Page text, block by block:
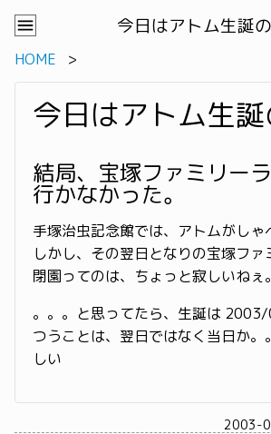
今日はアトム生誕
HOME
今日はアトム生誕
結局、宝塚ファミリー
行かなかった。
手塚治虫記念館では、アトムがしゃ
しかし、その翌日となりの宝塚フ
閉園ってのは、ちょっと寂しいねぇ。
。。。と思ってたら、生誕は 2003/
つうことは、翌日ではなく当日か。
しい
2003-